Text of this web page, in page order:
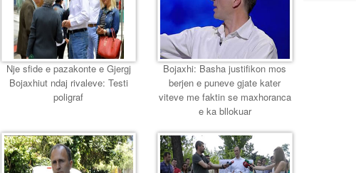
Nje sfide e pazakonte e Gjergj
Bojaxhiut ndaj rivaleve: Testi
poligraf
Bojaxhi: Basha justifikon mos
berjen e puneve gjate kater
viteve me faktin se maxhoranca
e ka bllokuar